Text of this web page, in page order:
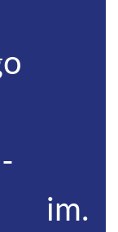
im.